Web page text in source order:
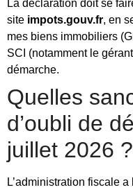
La déclaration doit se
site impots.gouv.fr, en
mes biens immobiliers
SCI (notamment le
démarche.
Quelles
d’oubli de
juillet 2026 ?
L’administration fiscale